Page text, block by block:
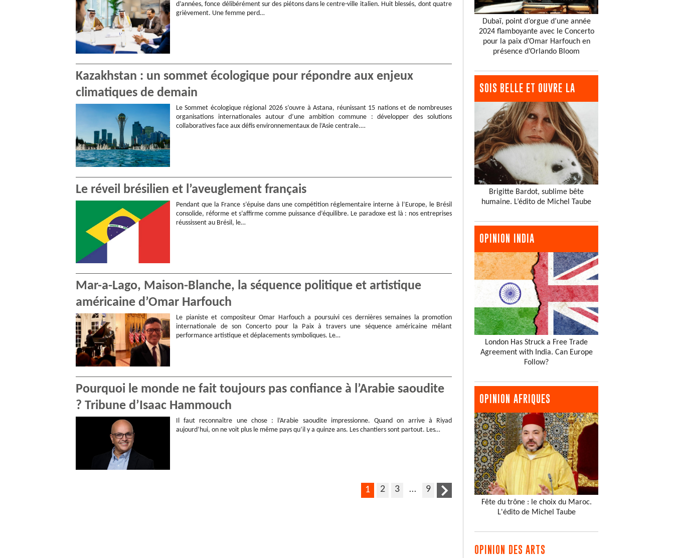
d’années, fonce délibérément sur des piétons dans le centre-ville italien. Huit blessés, dont quatre
grièvement. Une femme perd…
Kazakhstan : un sommet écologique pour répondre aux enjeux
climatiques de demain
Le Sommet écologique régional 2026 s’ouvre à Astana, réunissant 15 nations et de nombreuses
organisations internationales autour d’une ambition commune : développer des solutions
collaboratives face aux défis environnementaux de l’Asie centrale.…
Le réveil brésilien et l’aveuglement français
Pendant que la France s’épuise dans une compétition réglementaire interne à l’Europe, le Brésil
consolide, réforme et s’affirme comme puissance d’équilibre. Le paradoxe est là : nos entreprises
réussissent au Brésil, le…
Mar-a-Lago, Maison-Blanche, la séquence politique et artistique
américaine d’Omar Harfouch
Le pianiste et compositeur Omar Harfouch a poursuivi ces dernières semaines la promotion
internationale de son Concerto pour la Paix à travers une séquence américaine mêlant
performance artistique et déplacements symboliques. Le…
Pourquoi le monde ne fait toujours pas confiance à l’Arabie saoudite
? Tribune d’Isaac Hammouch
Il faut reconnaître une chose : l’Arabie saoudite impressionne. Quand on arrive à Riyad
aujourd’hui, on ne voit plus le même pays qu’il y a quinze ans. Les chantiers sont partout. Les…
1 2 3 … 9
Dubaï, point d’orgue d’une année
2024 flamboyante avec le Concerto
pour la paix d’Omar Harfouch en
présence d’Orlando Bloom
SOIS BELLE ET OUVRE LA
Brigitte Bardot, sublime bête
humaine. L’édito de Michel Taube
OPINION INDIA
London Has Struck a Free Trade
Agreement with India. Can Europe
Follow?
OPINION AFRIQUES
Fête du trône : le choix du Maroc.
L'édito de Michel Taube
OPINION DES ARTS